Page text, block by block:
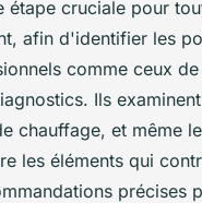
étape cruciale pour
afin d'identifier les
comme ceux
Ils
chauffage, et même
les éléments qui
précises